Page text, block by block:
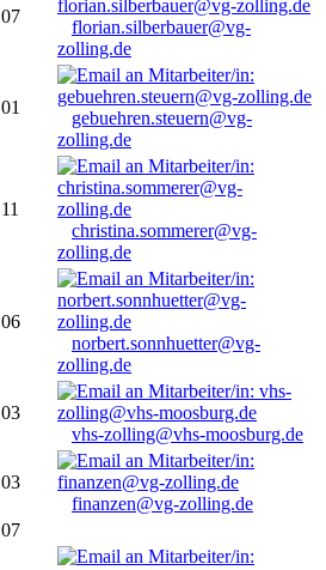
florian.silberbauer@vg-
zolling.de
gebuehren.steuern@vg-
zolling.de
christina.sommerer@vg-
zolling.de
norbert.sonnhuetter@vg-
zolling.de
vhs-zolling@vhs-moosburg.de
finanzen@vg-zolling.de